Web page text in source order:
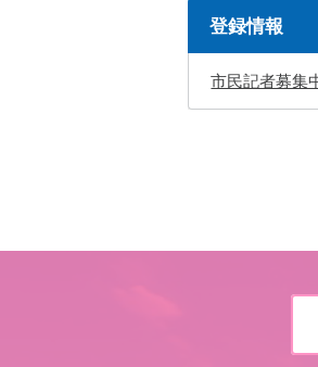
登録情報
市民記者募集